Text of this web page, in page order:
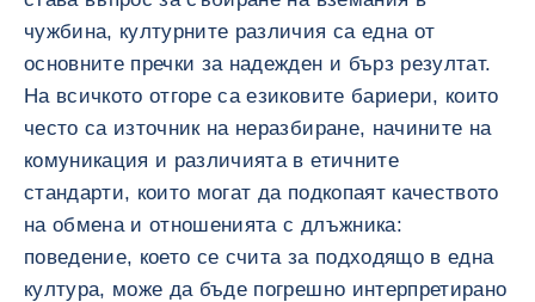
чужбина, културните различия са една от
основните пречки за надежден и бърз резултат.
На всичкото отгоре са езиковите бариери, които
често са източник на неразбиране, начините на
комуникация и различията в етичните
стандарти, които могат да подкопаят качеството
на обмена и отношенията с длъжника:
поведение, което се счита за подходящо в една
култура, може да бъде погрешно интерпретирано